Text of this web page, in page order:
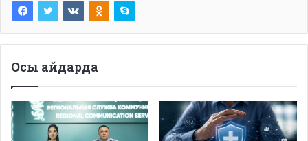
Осы айдарда